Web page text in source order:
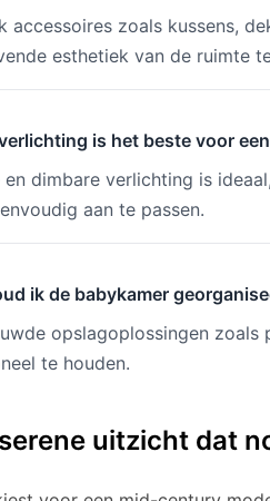
accessoires zoals kussens,
esthetiek van de ruimte
is het beste voor
en dimbare verlichting is
aan te passen.
ik de babykamer
opslagoplossingen zoals
te houden.
uitzicht dat